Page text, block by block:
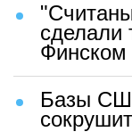
сделали
Финском
Базы